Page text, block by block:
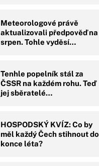
Meteorologové právě
aktualizovali předpověď na
srpen. Tohle vyděsí…
Tenhle popelník stál za
ČSSR na každém rohu. Teď
jej sběratelé…
HOSPODSKÝ KVÍZ: Co by
měl každý Čech stihnout do
konce léta?